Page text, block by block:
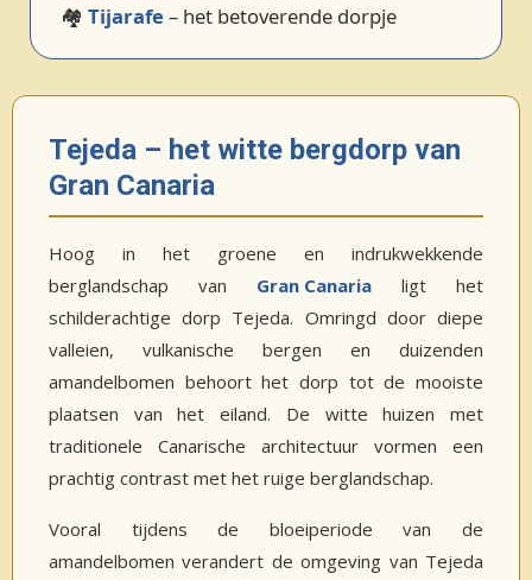
🏘️ Tijarafe– het betoverende dorpje
Tejeda – het witte bergdorp van
Gran Canaria
Hoog in het groene en indrukwekkende
berglandschap van Gran Canaria ligt het
schilderachtige dorp Tejeda. Omringd door diepe
valleien, vulkanische bergen en duizenden
amandelbomen behoort het dorp tot de mooiste
plaatsen van het eiland. De witte huizen met
traditionele Canarische architectuur vormen een
prachtig contrast met het ruige berglandschap.
Vooral tijdens de bloeiperiode van de
amandelbomen verandert de omgeving van Tejeda